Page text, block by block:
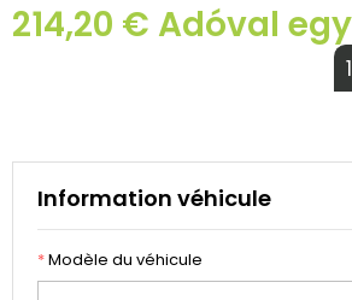
214,20 € Adóval
Information véhicule
*Modèle du véhicule